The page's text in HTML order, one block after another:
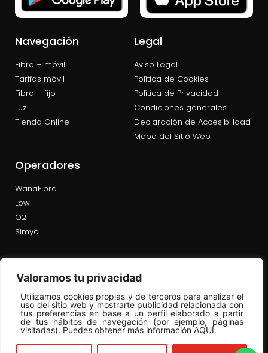
Valoramos tu privacidad
Utilizamos cookies propias y de terceros para analizar el
uso del sitio web y mostrarte publicidad relacionada con
tus preferencias en base a un perfil elaborado a partir
de tus hábitos de navegación (por ejemplo, páginas
visitadas). Puedes obtener más información AQUÍ.
Navegación
Fibra + móvil
Tarifas móvil
Fibra + fijo
Luz
Tienda Online
Legal
Aviso Legal
Política de Cookies
Política de Privacidad
Condiciones generales
Declaración de Accesibilidad
Mapa del Sitio Web
Operadores
WanaFibra
Lowi
O2
Simyo